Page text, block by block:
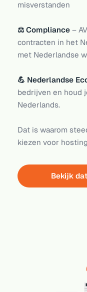
misverstanden
⚖️ Compliance –
contracten in het
met Nederlandse
💪 Nederlandse
bedrijven en houd
Nederlands.
Dat is waarom
kiezen voor
Bekijk